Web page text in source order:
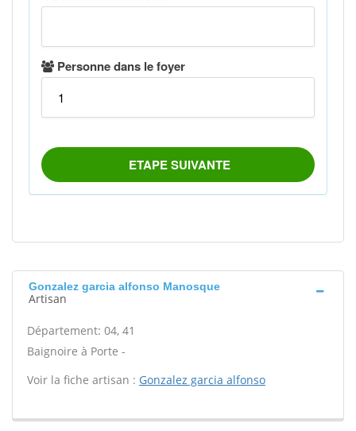
Gonzalez garcia alfonso Manosque
Artisan
Département: 04, 41
Baignoire à Porte -
Voir la fiche artisan : Gonzalez garcia alfonso